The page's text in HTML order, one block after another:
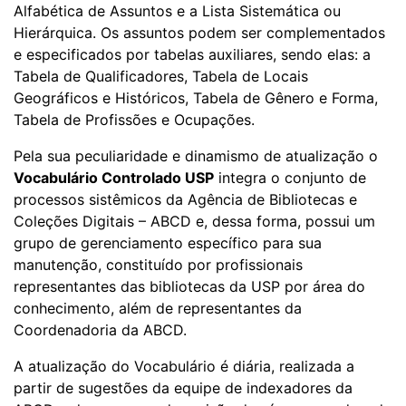
Alfabética de Assuntos e a Lista Sistemática ou
Hierárquica. Os assuntos podem ser complementados
e especificados por tabelas auxiliares, sendo elas: a
Tabela de Qualificadores, Tabela de Locais
Geográficos e Históricos, Tabela de Gênero e Forma,
Tabela de Profissões e Ocupações.
Pela sua peculiaridade e dinamismo de atualização o
Vocabulário Controlado USP integra o conjunto de
processos sistêmicos da Agência de Bibliotecas e
Coleções Digitais – ABCD e, dessa forma, possui um
grupo de gerenciamento específico para sua
manutenção, constituído por profissionais
representantes das bibliotecas da USP por área do
conhecimento, além de representantes da
Coordenadoria da ABCD.
A atualização do Vocabulário é diária, realizada a
partir de sugestões da equipe de indexadores da